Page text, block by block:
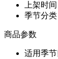
上架时间
季节分类
商品参数
适用季节